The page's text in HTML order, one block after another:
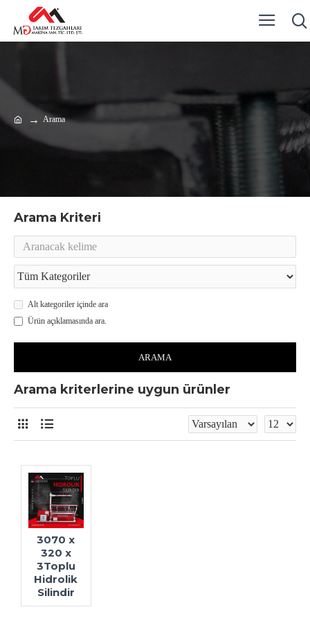
Arama
Arama Kriteri
Alt kategoriler içinde ara
Ürün açıklamasında ara.
ARAMA
Arama kriterlerine uygun ürünler
3070 x
320 x
3Toplu
Hidrolik
Silindir